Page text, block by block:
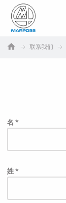
S.p.A.
联系我们
名 *
姓 *
登录